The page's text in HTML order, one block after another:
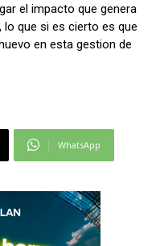
el impacto que genera
que si es cierto es que
en esta gestion de
WhatsApp